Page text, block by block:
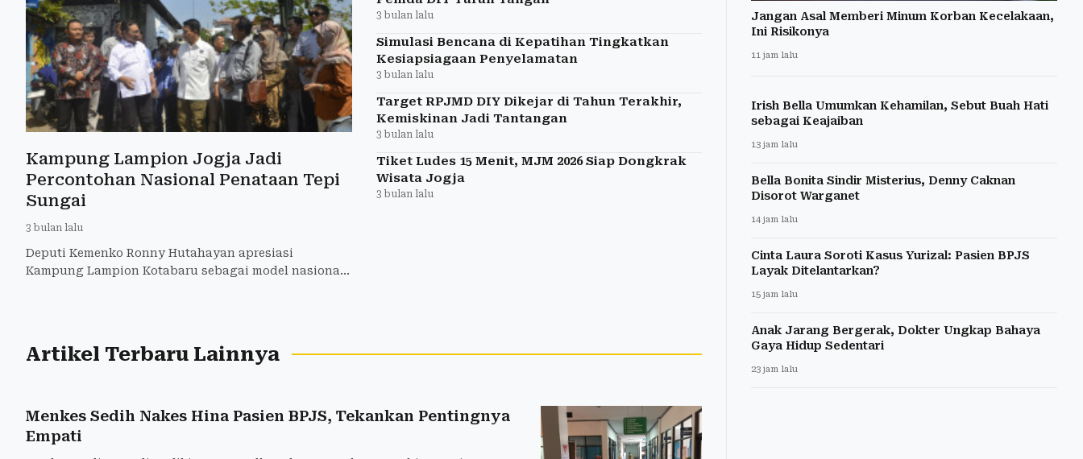
Kampung Lampion Jogja Jadi
Percontohan Nasional Penataan Tepi
Sungai
3 bulan lalu
Deputi Kemenko Ronny Hutahayan apresiasi
Kampung Lampion Kotabaru sebagai model nasional.
3 bulan lalu
Simulasi Bencana di Kepatihan Tingkatkan
Kesiapsiagaan Penyelamatan
3 bulan lalu
Target RPJMD DIY Dikejar di Tahun Terakhir,
Kemiskinan Jadi Tantangan
3 bulan lalu
Tiket Ludes 15 Menit, MJM 2026 Siap Dongkrak
Wisata Jogja
3 bulan lalu
Artikel Terbaru Lainnya
Menkes Sedih Nakes Hina Pasien BPJS, Tekankan Pentingnya
Empati
Jangan Asal Memberi Minum Korban Kecelakaan,
Ini Risikonya
11 jam lalu
Irish Bella Umumkan Kehamilan, Sebut Buah Hati
sebagai Keajaiban
13 jam lalu
Bella Bonita Sindir Misterius, Denny Caknan
Disorot Warganet
14 jam lalu
Cinta Laura Soroti Kasus Yurizal: Pasien BPJS
Layak Ditelantarkan?
15 jam lalu
Anak Jarang Bergerak, Dokter Ungkap Bahaya
Gaya Hidup Sedentari
23 jam lalu